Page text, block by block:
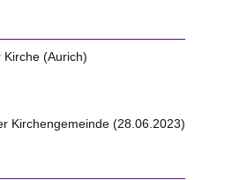
Kirche (Aurich)
Kirchengemeinde (28.06.2023)